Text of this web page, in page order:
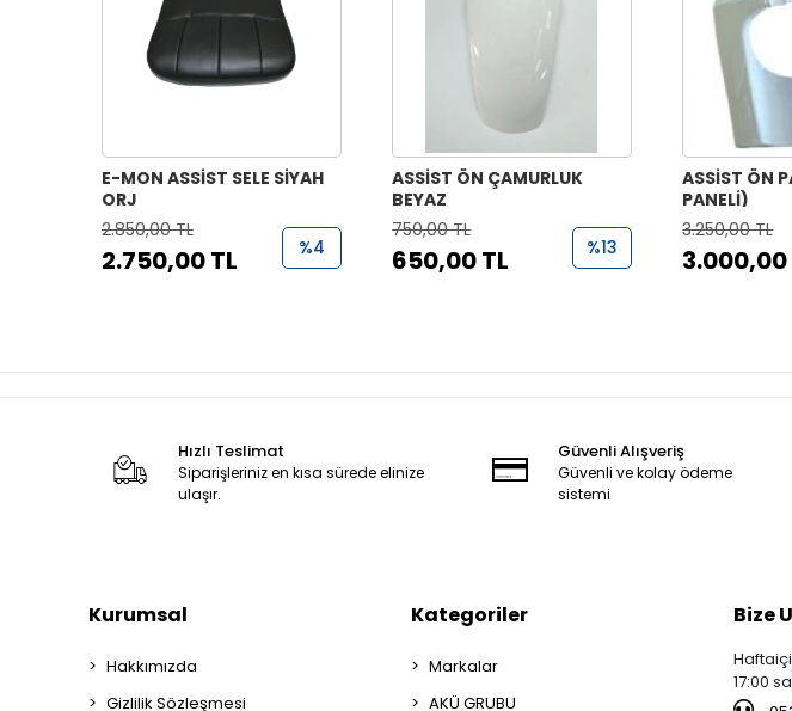
E-MON ASSİST SELE SİYAH
ORJ
2.850,00 TL
2.750,00 TL %4
ASSİST ÖN ÇAMURLUK
BEYAZ
750,00 TL
650,00 TL %13
ASSİST ÖN
PANELİ)
3.250,00 TL
3.000,00
Hızlı Teslimat
Siparişleriniz en kısa sürede elinize
ulaşır.
Güvenli Alışveriş
Güvenli ve kolay ödeme
sistemi
Kurumsal
Hakkımızda
Gizlilik Sözleşmesi
Kategoriler
Markalar
AKÜ GRUBU
Bize
17:00